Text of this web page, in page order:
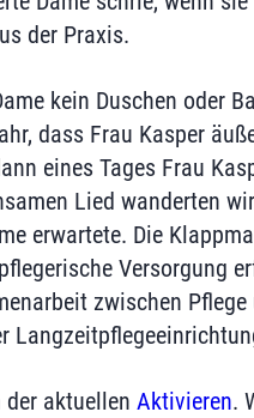
der Praxis.
kein Duschen oder
dass Frau Kasper
eines Tages Frau
Lied wanderten
erwartete. Die
Versorgung
zwischen
der aktuellen Aktivieren.